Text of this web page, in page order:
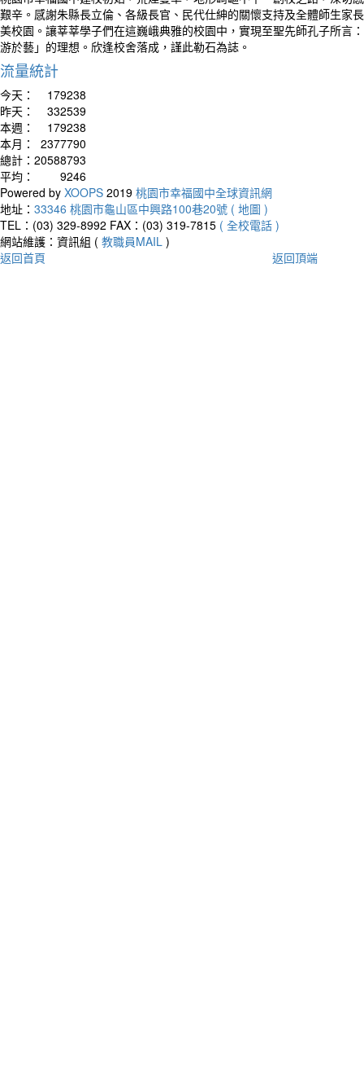
艱辛。感謝朱縣長立倫、各級長官、民代仕紳的關懷支持及全體師生家
美校園。讓莘莘學子們在這巍峨典雅的校園中，實現至聖先師孔子所言
游於藝」的理想。欣逢校舍落成，謹此勒石為誌。
流量統計
今天：
179238
昨天：
332539
本週：
179238
本月：
2377790
總計： 20588793
平均：
9246
Powered by XOOPS 2019 桃園市幸福國中全球資訊網
地址： 33346 桃園市龜山區中興路100巷20號 ( 地圖 )
TEL：(03) 329-8992 FAX：(03) 319-7815 ( 全校電話 )
網站維護：資訊組 ( 教職員MAIL )
返回首頁
返回頂端